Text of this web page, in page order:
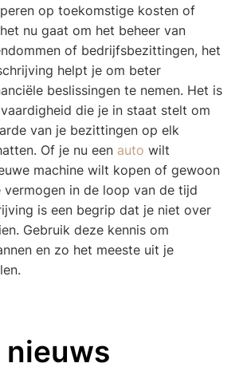
op toekomstige kosten of
nu gaat om het beheer van
of bedrijfsbezittingen, het
helpt je om beter
beslissingen te nemen. Het is
die je in staat stelt om
van je bezittingen op elk
Of je nu een auto wilt
machine wilt kopen of gewoon
in de loop van de tijd
is een begrip dat je niet over
Gebruik deze kennis om
en zo het meeste uit je
nieuws